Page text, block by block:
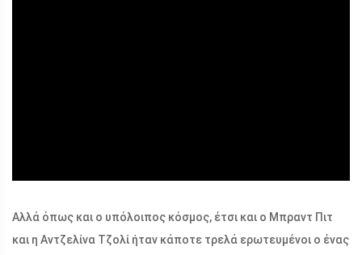
Αλλά όπως και ο υπόλοιπος κόσμος, έτσι και ο Μπραντ Πιτ
και η Αντζελίνα Τζολί ήταν κάποτε τρελά ερωτευμένοι ο ένας